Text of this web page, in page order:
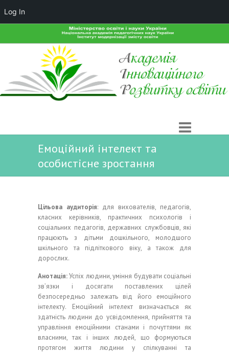
Емоційний інтелект та
особистісне зростання
Цільова аудиторія: для вихователів, педагогів,
класних керівників, практичних психологів і
соціальних педагогів, державних службовців, які
працюють з дітьми дошкільного, молодшого
шкільного та підліткового віку, а також для
дорослих.
Анотація:Успіх людини, уміння будувати соціальні
зв’язки і досягати поставлених цілей
безпосередньо залежать від його емоційного
інтелекту. Емоційний інтелект визначається як
здатність людини до усвідомлення, прийняття та
управління емоційними станами і почуттями як
власними, так і інших людей, що формуються
протягом життя людини у спілкуванні та
Log In